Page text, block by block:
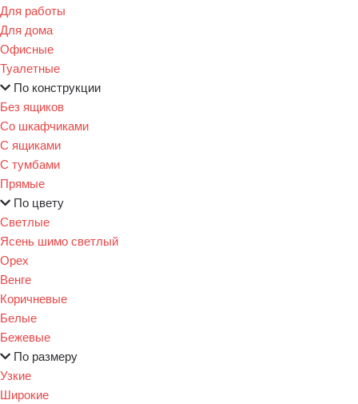
Для работы
Для дома
Офисные
Туалетные
По конструкции
Без ящиков
Со шкафчиками
С ящиками
С тумбами
Прямые
По цвету
Светлые
Ясень шимо светлый
Орех
Венге
Коричневые
Белые
Бежевые
По размеру
Узкие
Широкие